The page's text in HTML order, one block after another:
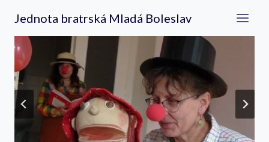
obsah
Jednota bratrská Mladá Boleslav